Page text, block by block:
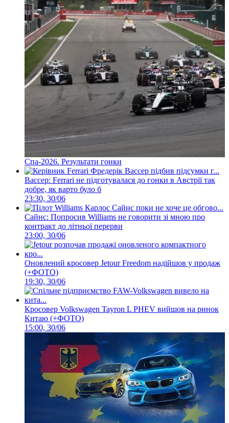
Спа-2026. Результати гонки
Вассер: Ferrari не підготувалася до гонки в Австрії так
добре, як варто було б
23:30, 30/06
Сайнс: Попросив Williams не говорити зі мною про
контракт до літньої перерви
23:00, 30/06
Оновлений кросовер Jetour Freedom надійшов у продаж
(+ФОТО)
19:30, 30/06
Кросовер Volkswagen Tayron L PHEV вийшов на ринок
Китаю (+ФОТО)
15:00, 30/06